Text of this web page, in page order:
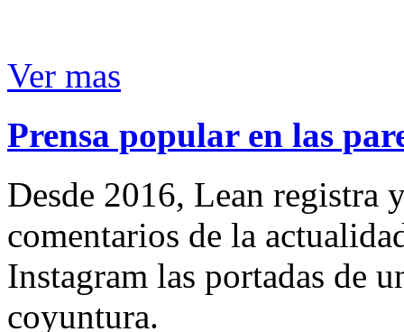
Ver mas
Prensa popular en las
Desde 2016, Lean registra
comentarios de la
Instagram las portadas de
coyuntura.